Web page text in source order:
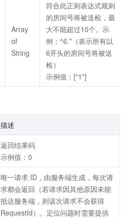
Array
of
String
符合此正则表达式规则
的房间号将被送检，最
大不能超过10个。示
例：^6.*（表示所有以
6开头的房间号将被送
检）
示例值：["1"]
描述
返回结果码
示例值：0
唯一请求 ID，由服务端生成，每次请
求都会返回（若请求因其他原因未能
抵达服务端，则该次请求不会获得
RequestId）。定位问题时需要提供